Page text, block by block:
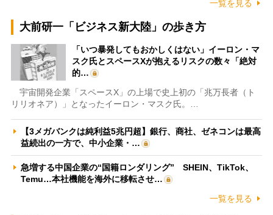
一覧を見る
大前研一「ビジネス新大陸」の歩き方
「いつ暴発してもおかしくはない」イーロン・マ
スク氏とスペースXが抱えるリスクの数々「絶対
的…
宇宙開発企業「スペースX」の上場で史上初の「兆万長者（ト
リリオネア）」となったイーロン・マスク氏。…
【3メガバンクは純利益5兆円超】銀行、商社、ゼネコンは最高
益続出の一方で、中小企業・…
急増する中国企業の“国籍ロンダリング” SHEIN、TikTok、
Temu…本社機能を海外に移転させ…
一覧を見る